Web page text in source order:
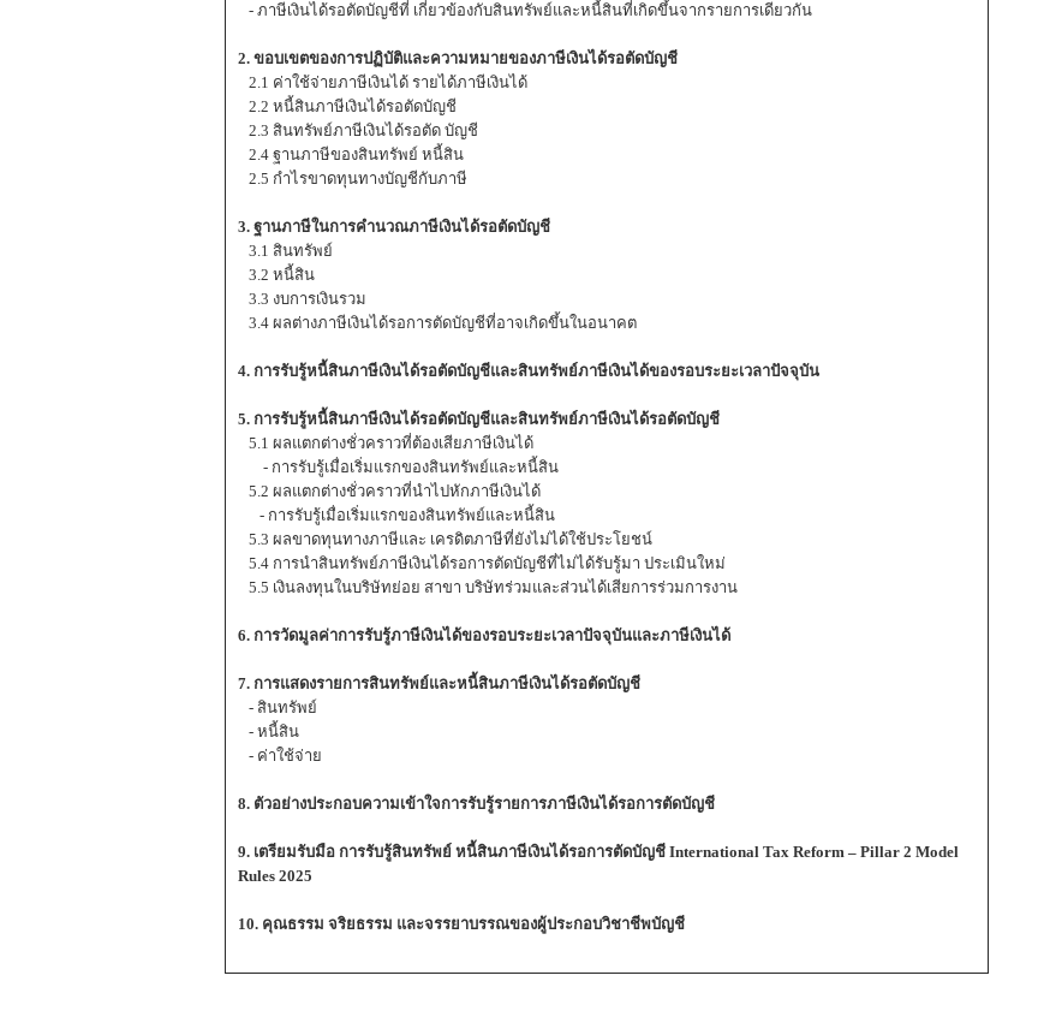
- ภาษีเงินได้รอตัดบัญชีที่ เกี่ยวข้องกับสินทรัพย์และหนี้สินที่เกิดขึ้นจากรายการเดียวกัน
2. ขอบเขตของการปฏิบัติและความหมายของภาษีเงินได้รอตัดบัญชี
2.1 ค่าใช้จ่ายภาษีเงินได้ รายได้ภาษีเงินได้
2.2 หนี้สินภาษีเงินได้รอตัดบัญชี
2.3 สินทรัพย์ภาษีเงินได้รอตัด บัญชี
2.4 ฐานภาษีของสินทรัพย์ หนี้สิน
2.5 กำไรขาดทุนทางบัญชีกับภาษี
3. ฐานภาษีในการคำนวณภาษีเงินได้รอตัดบัญชี
3.1 สินทรัพย์
3.2 หนี้สิน
3.3 งบการเงินรวม
3.4 ผลต่างภาษีเงินได้รอการตัดบัญชีที่อาจเกิดขึ้นในอนาคต
4. การรับรู้หนี้สินภาษีเงินได้รอตัดบัญชีและสินทรัพย์ภาษีเงินได้ของรอบระยะเวลาปัจจุบัน
5. การรับรู้หนี้สินภาษีเงินได้รอตัดบัญชีและสินทรัพย์ภาษีเงินได้รอตัดบัญชี
5.1 ผลแตกต่างชั่วคราวที่ต้องเสียภาษีเงินได้
- การรับรู้เมื่อเริ่มแรกของสินทรัพย์และหนี้สิน
5.2 ผลแตกต่างชั่วคราวที่นำไปหักภาษีเงินได้
- การรับรู้เมื่อเริ่มแรกของสินทรัพย์และหนี้สิน
5.3 ผลขาดทุนทางภาษีและ เครดิตภาษีที่ยังไม่ได้ใช้ประโยชน์
5.4 การนำสินทรัพย์ภาษีเงินได้รอการตัดบัญชีที่ไม่ได้รับรู้มา ประเมินใหม่
5.5 เงินลงทุนในบริษัทย่อย สาขา บริษัทร่วมและส่วนได้เสียการร่วมการงาน
6. การวัดมูลค่าการรับรู้ภาษีเงินได้ของรอบระยะเวลาปัจจุบันและภาษีเงินได้
7. การแสดงรายการสินทรัพย์และหนี้สินภาษีเงินได้รอตัดบัญชี
- สินทรัพย์
- หนี้สิน
- ค่าใช้จ่าย
8. ตัวอย่างประกอบความเข้าใจการรับรู้รายการภาษีเงินได้รอการตัดบัญชี
9. เตรียมรับมือ การรับรู้สินทรัพย์ หนี้สินภาษีเงินได้รอการตัดบัญชี International Tax Reform – Pillar 2 Model
Rules 2025
10. คุณธรรม จริยธรรม และจรรยาบรรณของผู้ประกอบวิชาชีพบัญชี